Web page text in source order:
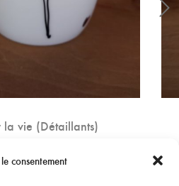
consentement
vie (Détaillants)